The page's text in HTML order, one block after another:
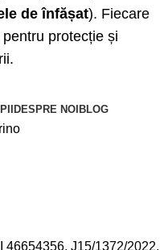
de înfășat). Fiecare
protecție și
DESPRE NOI BLOG
46654356, J15/1372/2022,